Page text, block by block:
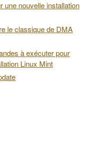
une nouvelle installation
le classique de DMA
à exécuter pour
Linux Mint